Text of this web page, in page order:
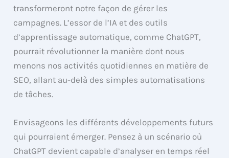
transformeront notre façon de gérer les
campagnes. L’essor de l’IA et des outils
d’apprentissage automatique, comme ChatGPT,
pourrait révolutionner la manière dont nous
menons nos activités quotidiennes en matière de
SEO, allant au-delà des simples automatisations
de tâches.
Envisageons les différents développements futurs
qui pourraient émerger. Pensez à un scénario où
ChatGPT devient capable d’analyser en temps réel